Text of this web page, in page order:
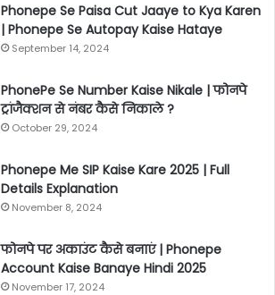
Phonepe Se Paisa Cut Jaaye to Kya Karen
| Phonepe Se Autopay Kaise Hataye
September 14, 2024
PhonePe Se Number Kaise Nikale | फोनपे
ट्रांजैक्शन से नंबर कैसे निकाले ?
October 29, 2024
Phonepe Me SIP Kaise Kare 2025 | Full
Details Explanation
November 8, 2024
फोनपे पर अकाउंट कैसे बनाएं | Phonepe
Account Kaise Banaye Hindi 2025
November 17, 2024